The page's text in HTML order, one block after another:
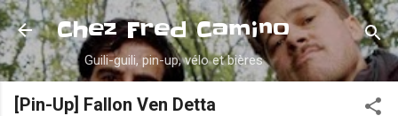
Accéder au contenu principal
Chez Fred Camino
Guili-guili, pin-up, vélo et bières
[Pin-Up] Fallon Ven Detta